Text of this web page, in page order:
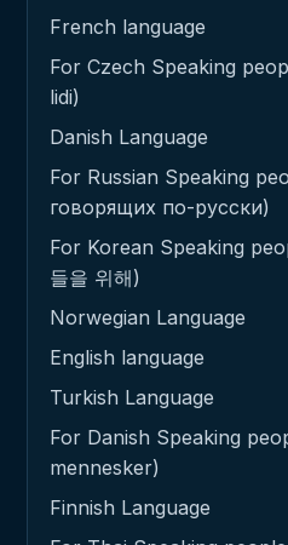
French language
For Czech Speaking
lidi)
Danish Language
For Russian Speaking
говорящих по-русски)
For Korean Speaking
들을 위해)
Norwegian Language
English language
Turkish Language
For Danish Speaking
mennesker)
Finnish Language